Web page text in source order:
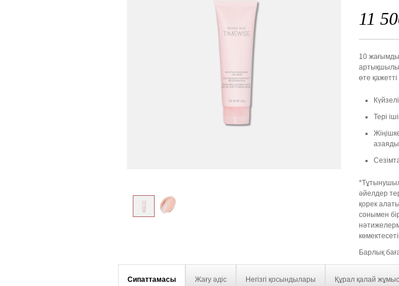
11
10
өте
Тері
азаяды
әйелдер
қорек
сонымен
Барлық
Сипаттамасы Жағу әдіс Негізгі қосындылары Құрал қалай жұмыс